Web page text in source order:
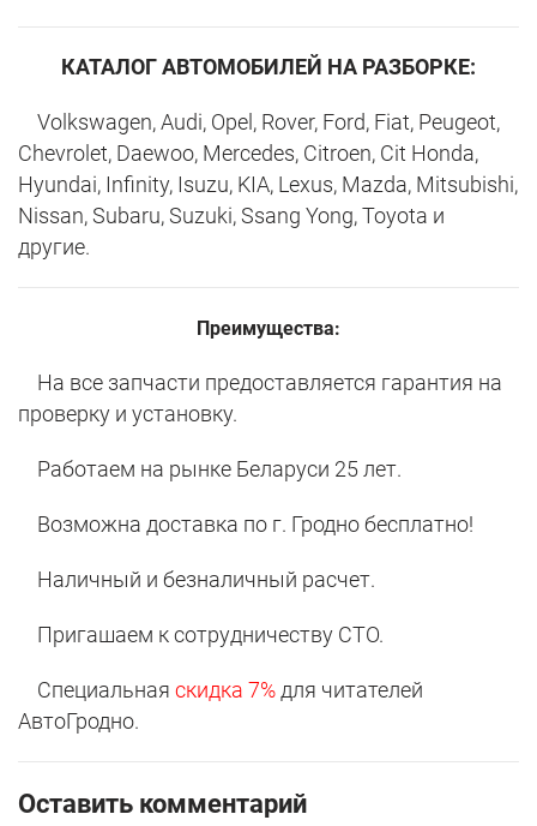
КАТАЛОГ АВТОМОБИЛЕЙ НА РАЗБОРКЕ:
Volkswagen, Audi, Opel, Rover, Ford, Fiat, Peugeot,
Chevrolet, Daewoo, Mercedes, Citroen, Cit Honda,
Hyundai, Infinity, Isuzu, KIA, Lexus, Mazda, Mitsubishi,
Nissan, Subaru, Suzuki, Ssang Yong, Toyota и
другие.
Преимущества:
На все запчасти предоставляется гарантия на
проверку и установку.
Работаем на рынке Беларуси 25 лет.
Возможна доставка по г. Гродно бесплатно!
Наличный и безналичный расчет.
Пригашаем к сотрудничеству СТО.
Специальная скидка 7% для читателей
АвтоГродно.
Оставить комментарий